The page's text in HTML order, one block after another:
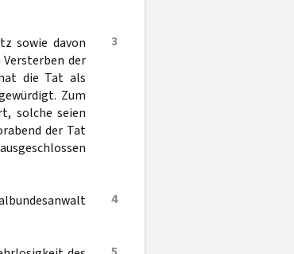
3
sowie davon
der
die Tat als
Zum
solche seien
der Tat
4